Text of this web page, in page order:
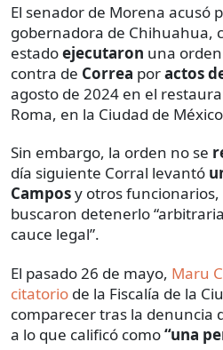
El senador de Morena acusó
gobernadora de Chihuahua,
estadoejecutaron una
contra de Correa poractos
agosto de 2024 en el
Roma, en la Ciudad de
Sin embargo, la orden no se
día siguiente Corral levantó
Camposy otros
buscaron detenerlo
cauce legal”.
El pasado 26 de mayo, Maru
citatorio de la Fiscalía de la
comparecer tras la denuncia
a lo que calificó como“una